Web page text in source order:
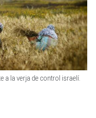
a la verja de control israelí.